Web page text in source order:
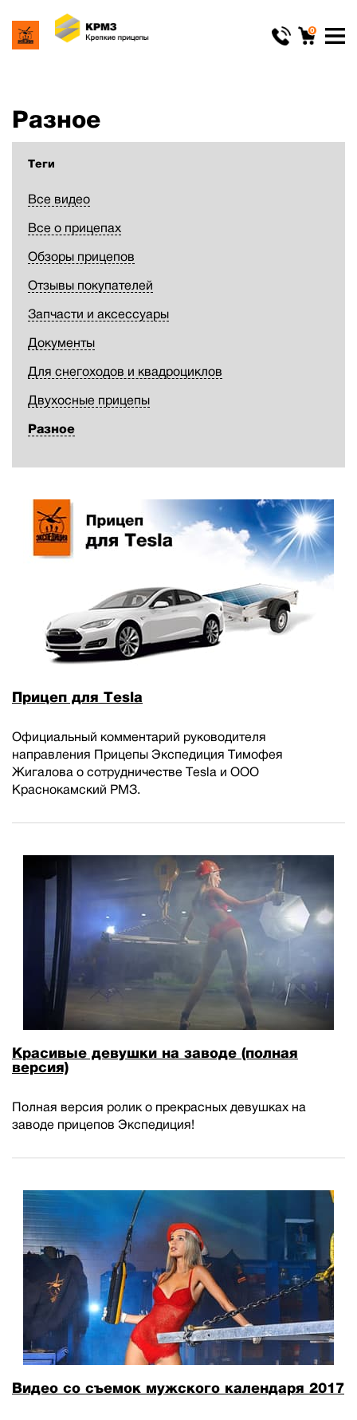
0
Разное
Теги
Все видео
Все о прицепах
Обзоры прицепов
Отзывы покупателей
Запчасти и аксессуары
Документы
Для снегоходов и квадроциклов
Двухосные прицепы
Разное
Прицеп для Tesla
Официальный комментарий руководителя
направления Прицепы Экспедиция Тимофея
Жигалова о сотрудничестве Tesla и ООО
Краснокамский РМЗ.
Красивые девушки на заводе (полная
версия)
Полная версия ролик о прекрасных девушках на
заводе прицепов Экспедиция!
Видео со съемок мужского календаря 2017